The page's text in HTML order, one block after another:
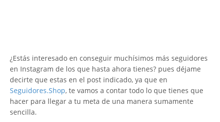
¿Estás interesado en conseguir muchísimos más seguidores
en Instagram de los que hasta ahora tienes? pues déjame
decirte que estas en el post indicado, ya que en
Seguidores.Shop, te vamos a contar todo lo que tienes que
hacer para llegar a tu meta de una manera sumamente
sencilla.